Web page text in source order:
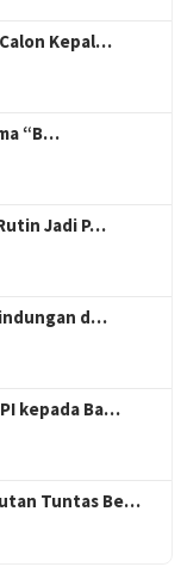
Kepal…
“B…
Jadi P…
d…
kepada Ba…
Tuntas Be…